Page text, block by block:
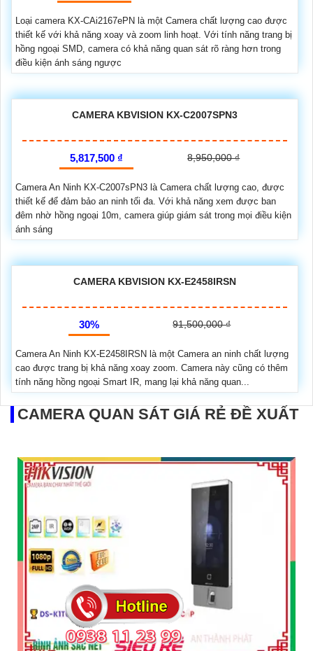
Loại camera KX-CAi2167ePN là một Camera chất lượng cao được
thiết kế với khả năng xoay và zoom linh hoạt. Với tính năng trang bị
hồng ngoại SMD, camera có khả năng quan sát rõ ràng hơn trong
điều kiện ánh sáng ngược
CAMERA KBVISION KX-C2007SPN3
5,817,500 ₫ 8,950,000 ₫
Camera An Ninh KX-C2007sPN3 là Camera chất lượng cao, được
thiết kế để đảm bảo an ninh tối đa. Với khả năng xem được ban
đêm nhờ hồng ngoại 10m, camera giúp giám sát trong mọi điều kiện
ánh sáng
CAMERA KBVISION KX-E2458IRSN
30% 91,500,000 ₫
Camera An Ninh KX-E2458IRSN là một Camera an ninh chất lượng
cao được trang bị khả năng xoay zoom. Camera này cũng có thêm
tính năng hồng ngoại Smart IR, mang lại khả năng quan...
CAMERA QUAN SÁT GIÁ RẺ ĐỀ XUẤT